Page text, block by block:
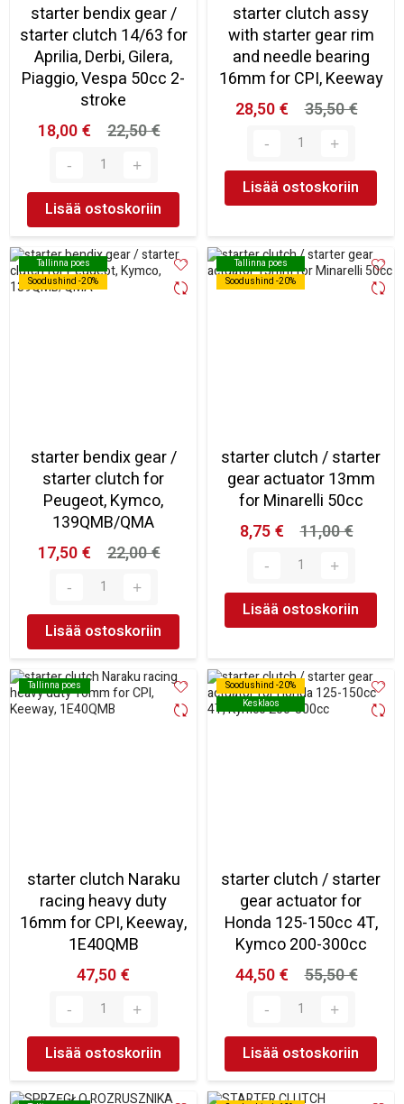
starter bendix gear /
starter clutch 14/63 for
Aprilia, Derbi, Gilera,
Piaggio, Vespa 50cc 2-
stroke
18,00 €
22,50 €
Lisää ostoskoriin
starter clutch assy
with starter gear rim
and needle bearing
16mm for CPI, Keeway
28,50 €
35,50 €
Lisää ostoskoriin
Tallinna poes
Soodushind -20%
Tallinna poes
Soodushind -20%
starter bendix gear /
starter clutch for
Peugeot, Kymco,
139QMB/QMA
17,50 €
22,00 €
Lisää ostoskoriin
Tallinna poes
Soodushind -20%
Tallinna poes
Soodushind -20%
starter clutch / starter
gear actuator 13mm
for Minarelli 50cc
8,75 €
11,00 €
Lisää ostoskoriin
Tallinna poes
Tallinna poes
starter clutch Naraku
racing heavy duty
16mm for CPI, Keeway,
1E40QMB
47,50 €
Lisää ostoskoriin
Soodushind -20%
Kesklaos
Soodushind -20%
Kesklaos
starter clutch / starter
gear actuator for
Honda 125-150cc 4T,
Kymco 200-300cc
44,50 €
55,50 €
Lisää ostoskoriin